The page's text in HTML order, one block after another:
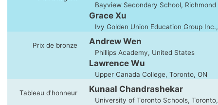
Bayview Secondary School, Richmond
Grace Xu
Ivy Golden Union Education Group
Prix de bronze Andrew Wen
Phillips Academy, United States
Lawrence Wu
Upper Canada College, Toronto, ON
Tableau d'honneur Kunaal Chandrashekar
University of Toronto Schools,